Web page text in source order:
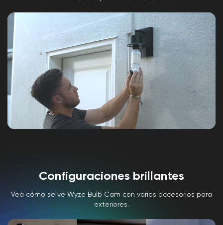
Configuraciones brillantes
Vea cómo se ve Wyze Bulb Cam con varios accesorios para
exteriores.